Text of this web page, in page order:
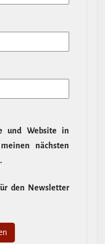
und Website in
nächsten
den News­letter